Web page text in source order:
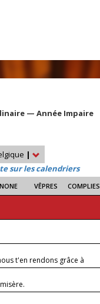
— Année Impaire
|
sur les calendriers
NONE VÊPRES COMPLIES
t'en rendons grâce à